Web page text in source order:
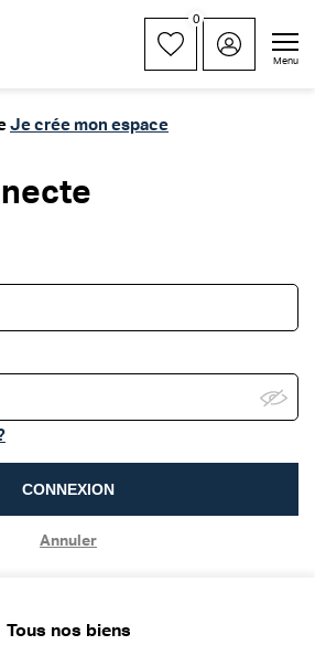
0
Menu
Je crée mon espace
CONNEXION
Annuler
Tous nos biens